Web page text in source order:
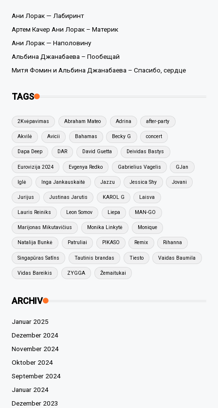
Ани Лорак — Лабиринт
Артем Качер Ани Лорак – Материк
Ани Лорак — Наполовину
Альбина Джанабаева – Пообещай
Митя Фомин и Альбина Джанабаева – Спасибо, сердце
TAGS
2Kvėpavimas Abraham Mateo Adrina after-party
Akvilė Avicii Bahamas Becky G concert
Dapa Deep DAR David Guetta Deividas Bastys
Eurovizija 2024 Evgenya Redko Gabrielius Vagelis GJan
Iglė Inga Jankauskaitė Jazzu Jessica Shy Jovani
Jurijus Justinas Jarutis KAROL G Laisva
Lauris Reiniks Leon Somov Liepa MAN-GO
Marijonas Mikutavičius Monika Linkytė Monique
Natalija Bunkė Patruliai PIKASO Remix Rihanna
Singapūras Satīns Tautinis brandas Tiesto Vaidas Baumila
Vidas Bareikis ZYGGA Žemaitukai
ARCHIV
Januar 2025
Dezember 2024
November 2024
Oktober 2024
September 2024
Januar 2024
Dezember 2023